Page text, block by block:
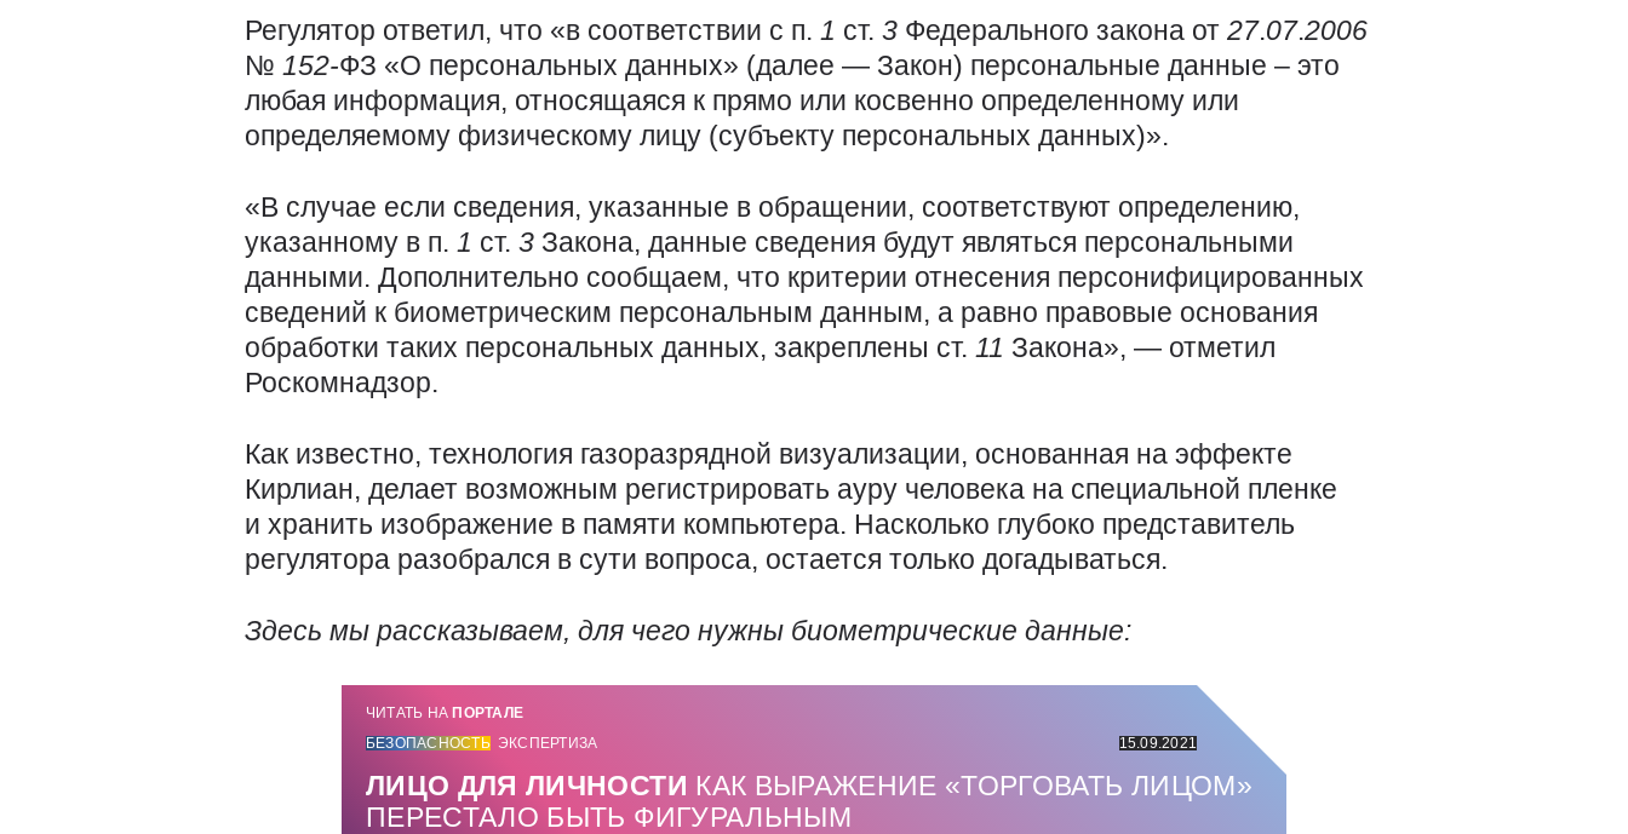
Регулятор ответил, что «в соответствии с п. 1 ст. 3 Федерального закона от 27.07.2006
№ 152-ФЗ «О персональных данных» (далее — Закон) персональные данные – это
любая информация, относящаяся к прямо или косвенно определенному или
определяемому физическому лицу (субъекту персональных данных)».
«В случае если сведения, указанные в обращении, соответствуют определению,
указанному в п. 1 ст. 3 Закона, данные сведения будут являться персональными
данными. Дополнительно сообщаем, что критерии отнесения персонифицированных
сведений к биометрическим персональным данным, а равно правовые основания
обработки таких персональных данных, закреплены ст. 11 Закона», — отметил
Роскомнадзор.
Как известно, технология газоразрядной визуализации, основанная на эффекте
Кирлиан, делает возможным регистрировать ауру человека на специальной пленке
и хранить изображение в памяти компьютера. Насколько глубоко представитель
регулятора разобрался в сути вопроса, остается только догадываться.
Здесь мы рассказываем, для чего нужны биометрические данные:
ЧИТАТЬ НА ПОРТАЛЕ
БЕЗОПАСНОСТЬ ЭКСПЕРТИЗА 15.09.2021
ЛИЦО ДЛЯ ЛИЧНОСТИ КАК ВЫРАЖЕНИЕ «ТОРГОВАТЬ ЛИЦОМ»
ПЕРЕСТАЛО БЫТЬ ФИГУРАЛЬНЫМ